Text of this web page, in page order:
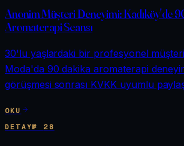
Anonim Müşteri Deneyimi: Kadıköy'de
Aromaterapi Seansı
30'lu yaşlardaki bir profesyonel
Moda'da 90 dakika aromaterapi
görüşmesi sonrası KVKK uyumlu
OKU
DETAY№ 28